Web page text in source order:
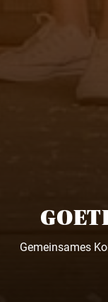
Gemeinsames